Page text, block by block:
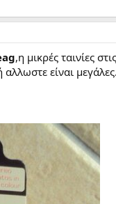
,η μικρές ταινίες
είναι μεγάλες.